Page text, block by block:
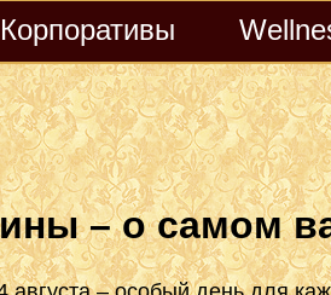
Корпоративы
– о самом